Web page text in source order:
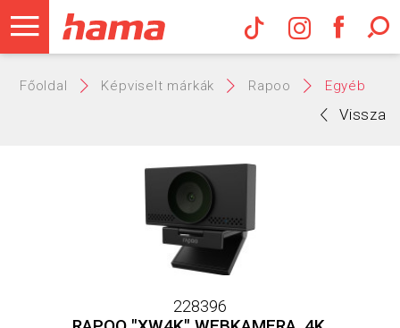
Hama
Főoldal Képviselt márkák Rapoo Egyéb
Vissza
228396